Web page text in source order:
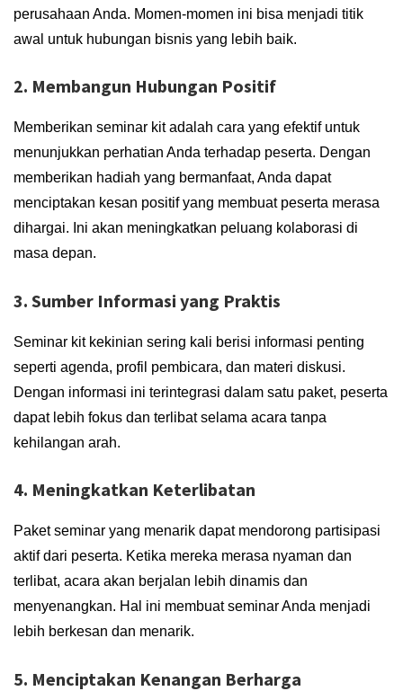
perusahaan Anda. Momen-momen ini bisa menjadi titik
awal untuk hubungan bisnis yang lebih baik.
2. Membangun Hubungan Positif
Memberikan seminar kit adalah cara yang efektif untuk
menunjukkan perhatian Anda terhadap peserta. Dengan
memberikan hadiah yang bermanfaat, Anda dapat
menciptakan kesan positif yang membuat peserta merasa
dihargai. Ini akan meningkatkan peluang kolaborasi di
masa depan.
3. Sumber Informasi yang Praktis
Seminar kit kekinian sering kali berisi informasi penting
seperti agenda, profil pembicara, dan materi diskusi.
Dengan informasi ini terintegrasi dalam satu paket, peserta
dapat lebih fokus dan terlibat selama acara tanpa
kehilangan arah.
4. Meningkatkan Keterlibatan
Paket seminar yang menarik dapat mendorong partisipasi
aktif dari peserta. Ketika mereka merasa nyaman dan
terlibat, acara akan berjalan lebih dinamis dan
menyenangkan. Hal ini membuat seminar Anda menjadi
lebih berkesan dan menarik.
5. Menciptakan Kenangan Berharga